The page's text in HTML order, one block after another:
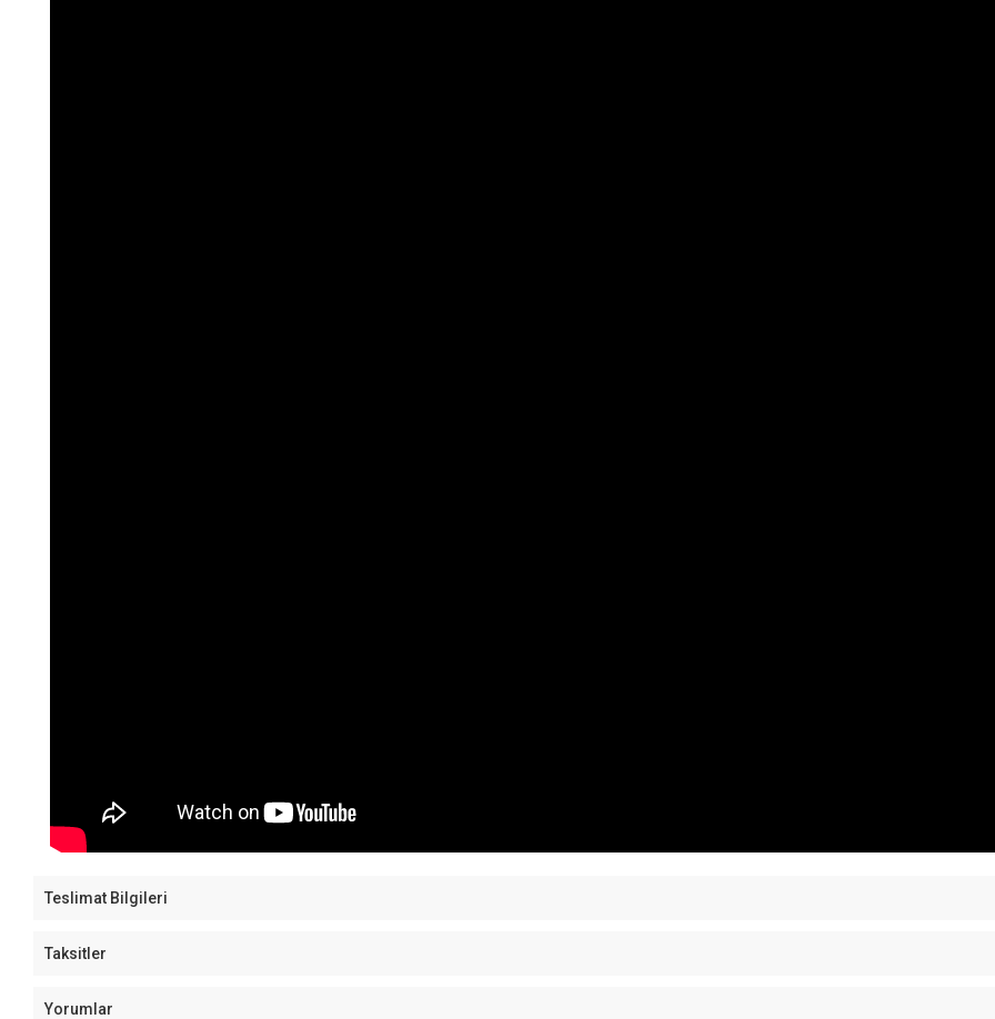
Teslimat Bilgileri
Taksitler
Yorumlar